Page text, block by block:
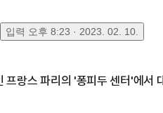
입력 오후 8:23 · 2023. 02. 10.
프랑스 파리의 '퐁피두 센터'에서